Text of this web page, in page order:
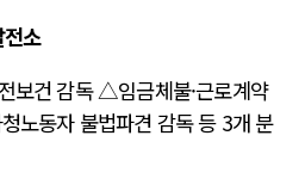
소
보건 감독 △임금체불·근로계약
노동자 불법파견 감독 등 3개 분